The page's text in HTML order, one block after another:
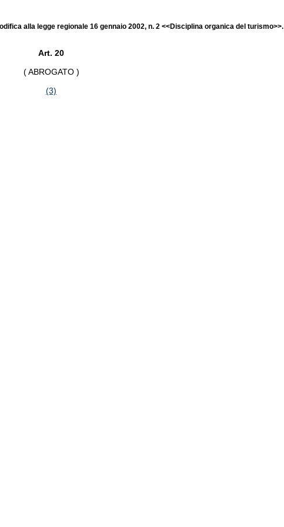
alla legge regionale 16 gennaio 2002, n. 2 <<Disciplina organica del turismo>>.
Art. 20
( ABROGATO )
(3)